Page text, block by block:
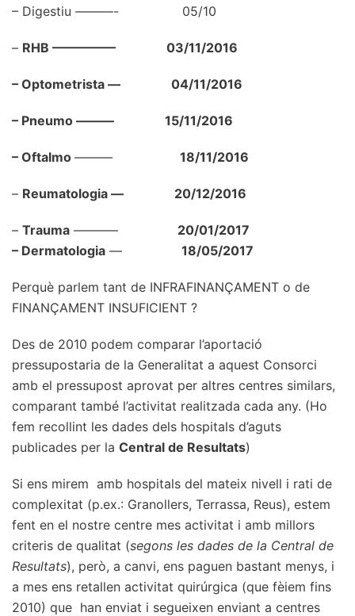
– Digestiu ———- 05/10
– RHB ————— 03/11/2016
– Optometrista — 04/11/2016
– Pneumo ——— 15/11/2016
– Oftalmo ——— 18/11/2016
– Reumatologia — 20/12/2016
– Trauma ———– 20/01/2017
– Dermatologia — 18/05/2017
Perquè parlem tant de INFRAFINANÇAMENT o de
FINANÇAMENT INSUFICIENT ?
Des de 2010 podem comparar l’aportació
pressupostaria de la Generalitat a aquest Consorci
amb el pressupost aprovat per altres centres similars,
comparant també l’activitat realitzada cada any. (Ho
fem recollint les dades dels hospitals d’aguts
publicades per la Central de Resultats)
Si ens mirem amb hospitals del mateix nivell i rati de
complexitat (p.ex.: Granollers, Terrassa, Reus), estem
fent en el nostre centre mes activitat i amb millors
criteris de qualitat (segons les dades de la Central de
Resultats), però, a canvi, ens paguen bastant menys, i
a mes ens retallen activitat quirúrgica (que fèiem fins
2010) que han enviat i segueixen enviant a centres